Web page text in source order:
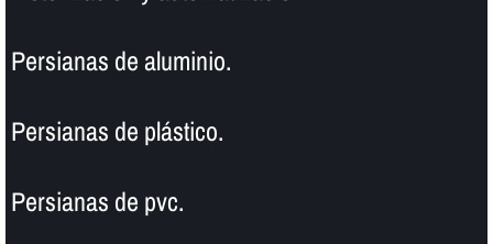
Persianas de aluminio.
Persianas de plástico.
Persianas de pvc.